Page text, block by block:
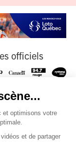
officiels